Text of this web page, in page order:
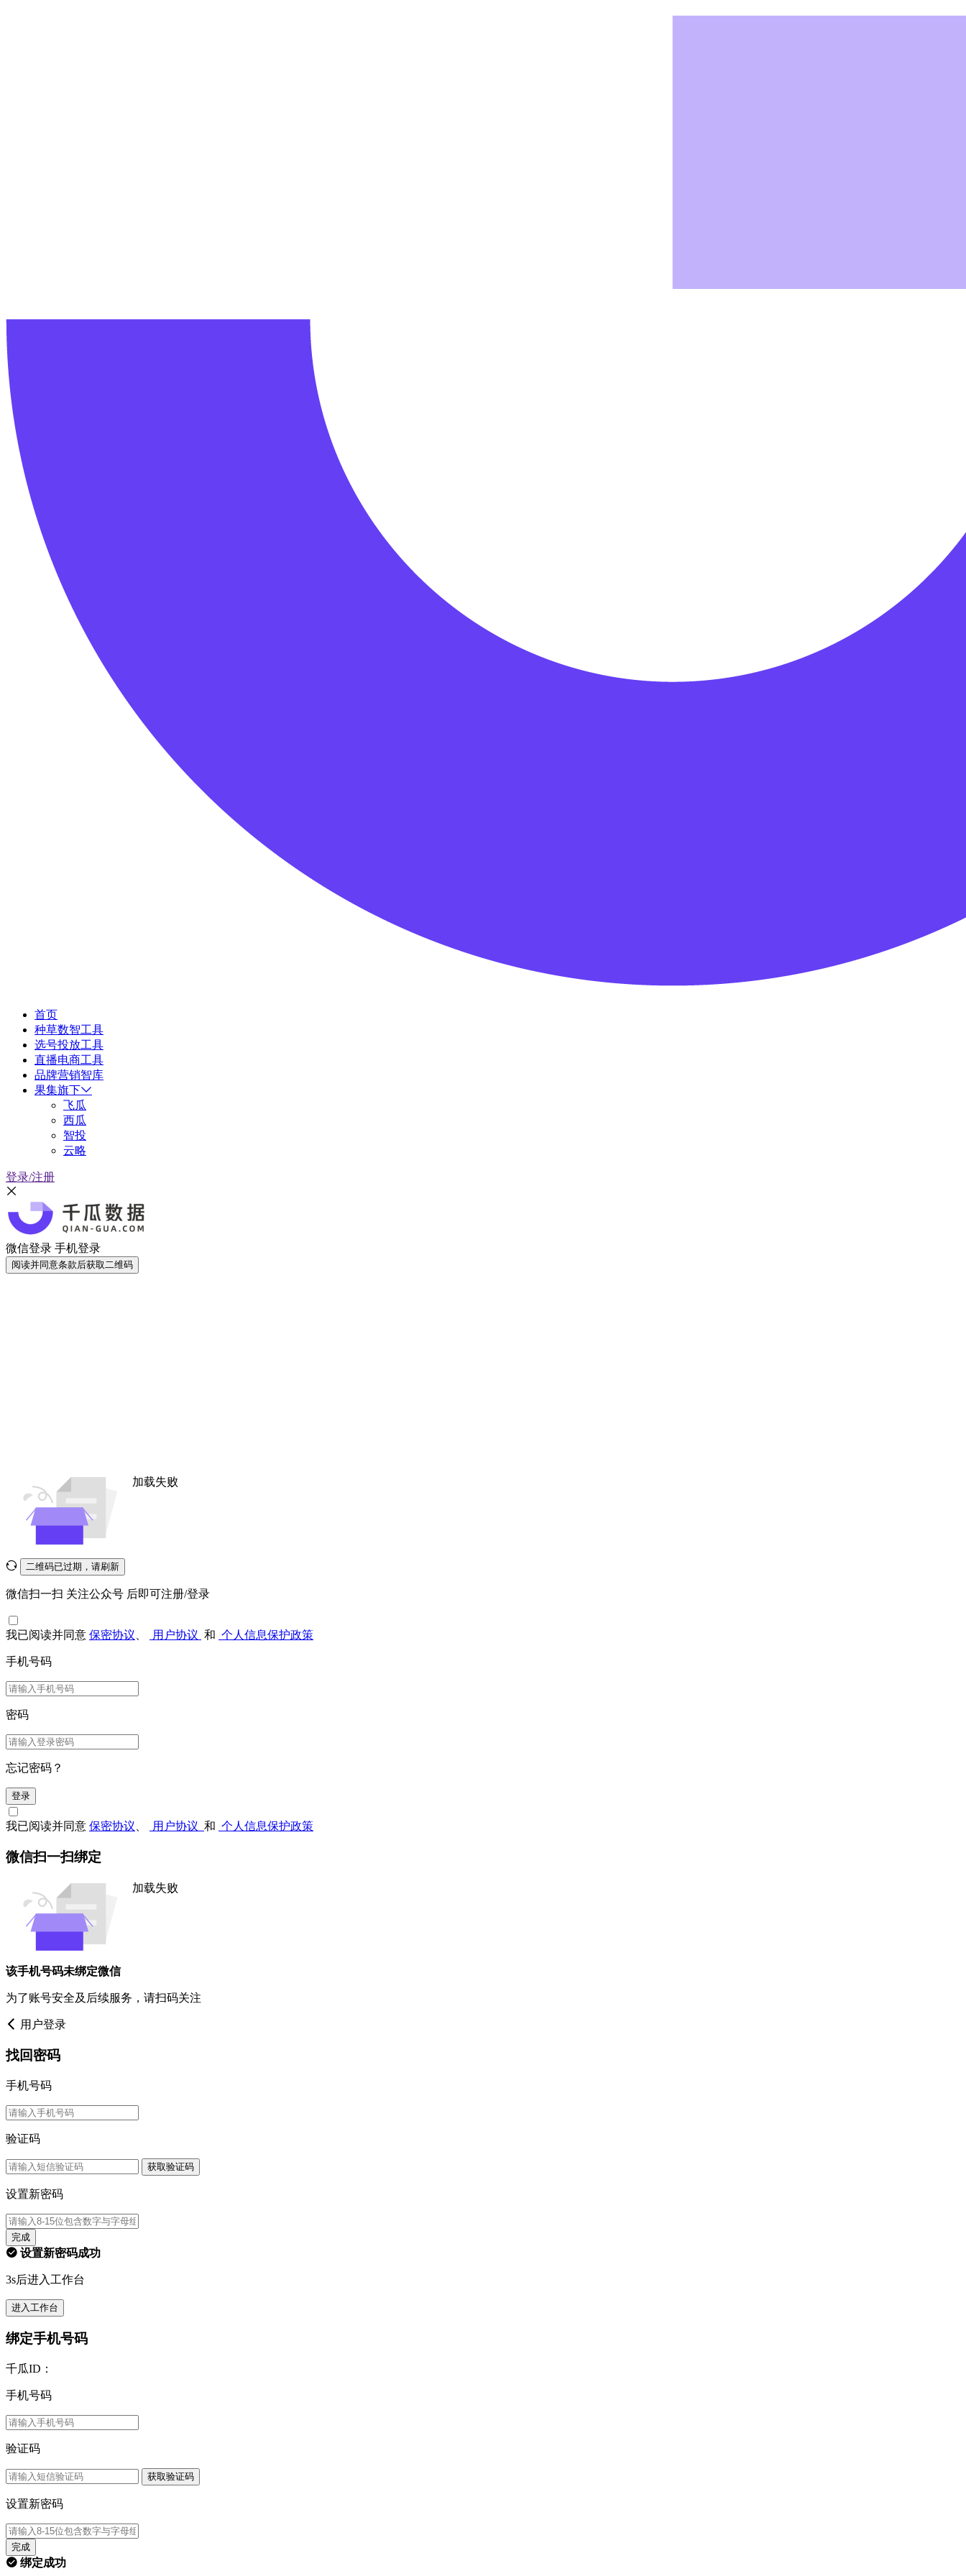
首页
种草数智工具
选号投放工具
直播电商工具
品牌营销智库
果集旗下
飞瓜
西瓜
智投
云略
登录/注册
微信登录 手机登录
阅读并同意条款后获取二维码
加载失败
二维码已过期，请刷新
微信扫一扫 关注公众号 后即可注册/登录
我已阅读并同意 保密协议 用户协议 和 个人信息保护政策
手机号码
密码
忘记密码？
登录
我已阅读并同意 保密协议 用户协议 和 个人信息保护政策
微信扫一扫绑定
加载失败
该手机号码未绑定微信
为了账号安全及后续服务，请扫码关注
用户登录
找回密码
手机号码
验证码
获取验证码
设置新密码
完成
设置新密码成功
3s后进入工作台
进入工作台
绑定手机号码
千瓜ID：
手机号码
验证码
获取验证码
设置新密码
完成
绑定成功